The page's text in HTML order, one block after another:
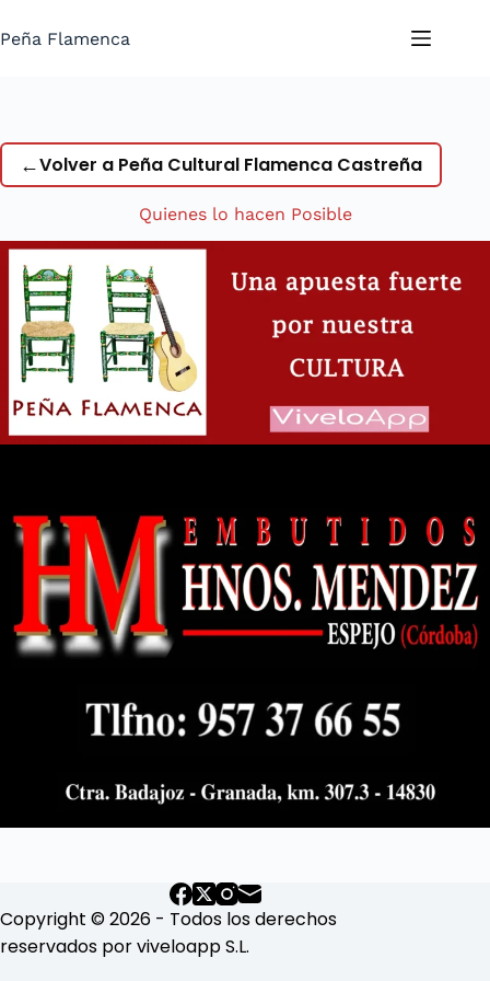
al
Peña Flamenca
←Volver a Peña Cultural Flamenca Castreña
Quienes lo hacen Posible
Copyright © 2026 - Todos los derechos
reservados por viveloapp S.L.